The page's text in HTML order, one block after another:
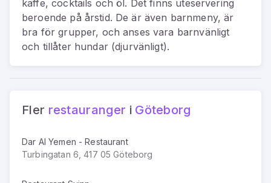
kaffe, cocktails och öl. Det finns uteservering
beroende på årstid. De är även barnmeny, är
bra för grupper, och anses vara barnvänligt
och tillåter hundar (djurvänligt).
Fler restauranger i Göteborg
Dar Al Yemen - Restaurant
Turbingatan 6, 417 05 Göteborg